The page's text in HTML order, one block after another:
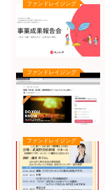
ファンドレイジング
ファンドレイジング
ファンドレイジング